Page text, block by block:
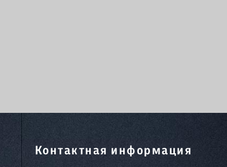
Контактная информация